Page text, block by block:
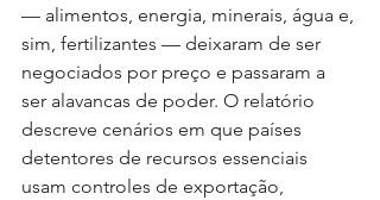
— alimentos, energia, minerais, água e,
sim, fertilizantes — deixaram de ser
negociados por preço e passaram a
ser alavancas de poder. O relatório
descreve cenários em que países
detentores de recursos essenciais
usam controles de exportação,